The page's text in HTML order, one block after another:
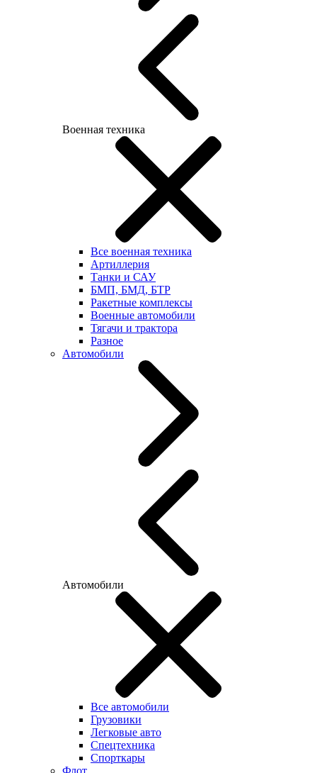
Военная техника
Все военная техника
Артиллерия
Танки и САУ
БМП, БМД, БТР
Ракетные комплексы
Военные автомобили
Тягачи и трактора
Разное
Автомобили
Автомобили
Все автомобили
Грузовики
Легковые авто
Спецтехника
Спорткары
Флот